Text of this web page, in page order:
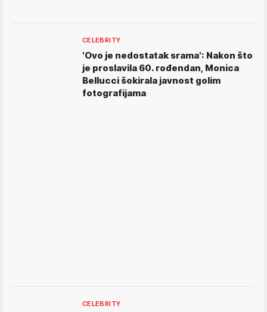
CELEBRITY
'Ovo je nedostatak srama': Nakon što
je proslavila 60. rođendan, Monica
Bellucci šokirala javnost golim
fotografijama
CELEBRITY